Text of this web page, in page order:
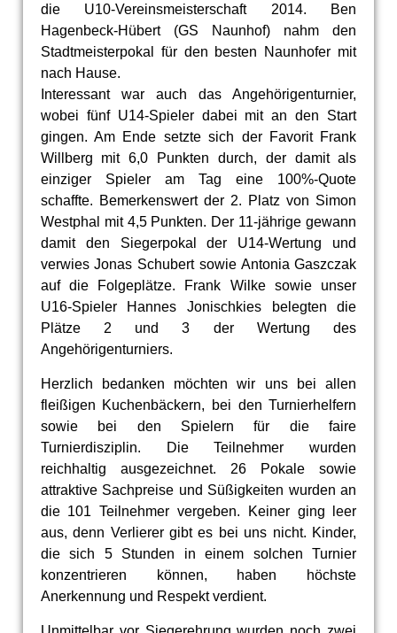
die U10-Vereinsmeisterschaft 2014. Ben
Hagenbeck-Hübert (GS Naunhof) nahm den
Stadtmeisterpokal für den besten Naunhofer mit
nach Hause.
Interessant war auch das Angehörigenturnier,
wobei fünf U14-Spieler dabei mit an den Start
gingen. Am Ende setzte sich der Favorit Frank
Willberg mit 6,0 Punkten durch, der damit als
einziger Spieler am Tag eine 100%-Quote
schaffte. Bemerkenswert der 2. Platz von Simon
Westphal mit 4,5 Punkten. Der 11-jährige gewann
damit den Siegerpokal der U14-Wertung und
verwies Jonas Schubert sowie Antonia Gaszczak
auf die Folgeplätze. Frank Wilke sowie unser
U16-Spieler Hannes Jonischkies belegten die
Plätze 2 und 3 der Wertung des
Angehörigenturniers.
Herzlich bedanken möchten wir uns bei allen
fleißigen Kuchenbäckern, bei den Turnierhelfern
sowie bei den Spielern für die faire
Turnierdisziplin. Die Teilnehmer wurden
reichhaltig ausgezeichnet. 26 Pokale sowie
attraktive Sachpreise und Süßigkeiten wurden an
die 101 Teilnehmer vergeben. Keiner ging leer
aus, denn Verlierer gibt es bei uns nicht. Kinder,
die sich 5 Stunden in einem solchen Turnier
konzentrieren können, haben höchste
Anerkennung und Respekt verdient.